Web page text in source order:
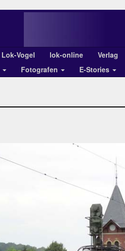
Lok-Vogel lok-online Verlag
Fotografen E-Stories